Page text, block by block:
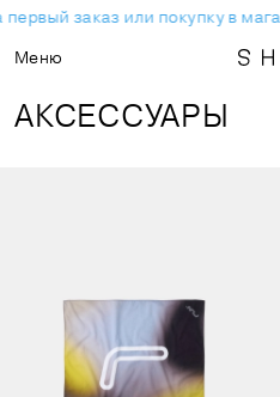
заказ или покупку в
Меню
АКСЕССУАРЫ